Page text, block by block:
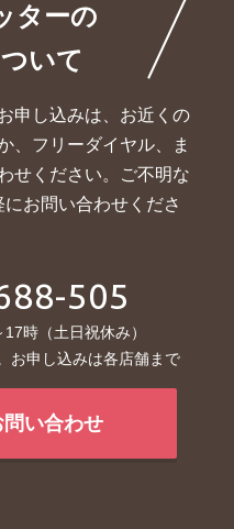
ターの
いて
申し込みは、お近くの
、 フリーダイヤル、ま
せください。ご不明な
お問い合わせくださ
505
時（土日祝休み）
お申し込みは各店舗まで
い合わせ